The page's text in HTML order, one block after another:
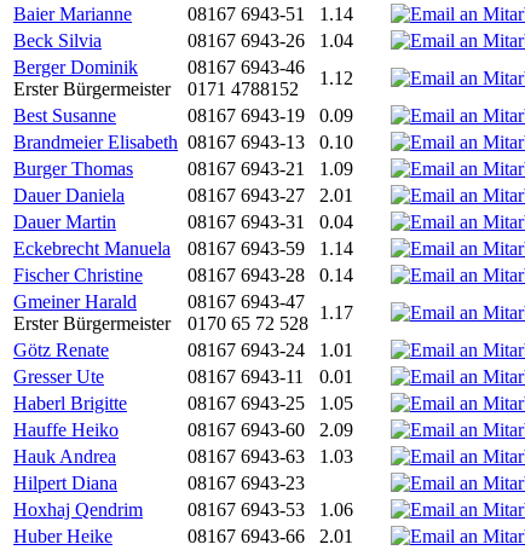
Baier Marianne
08167 6943-51 1.14
Beck Silvia
08167 6943-26 1.04
Berger Dominik
Erster Bürgermeister
08167 6943-46
0171 4788152
1.12
Best Susanne
08167 6943-19 0.09
Brandmeier Elisabeth 08167 6943-13 0.10
Burger Thomas
08167 6943-21 1.09
Dauer Daniela
08167 6943-27 2.01
Dauer Martin
08167 6943-31 0.04
Eckebrecht Manuela
08167 6943-59 1.14
Fischer Christine
08167 6943-28 0.14
Gmeiner Harald
Erster Bürgermeister
08167 6943-47
0170 65 72 528
1.17
Götz Renate
08167 6943-24 1.01
Gresser Ute
08167 6943-11 0.01
Haberl Brigitte
08167 6943-25 1.05
Hauffe Heiko
08167 6943-60 2.09
Hauk Andrea
08167 6943-63 1.03
Hilpert Diana
08167 6943-23
Hoxhaj Qendrim
08167 6943-53 1.06
Huber Heike
08167 6943-66 2.01